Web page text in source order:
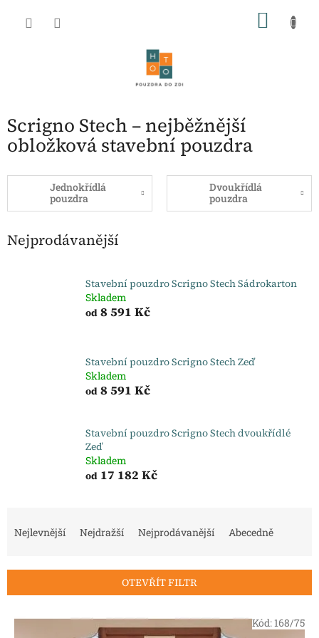
Scrigno Stech – nejběžnější
obložková stavební pouzdra
Jednokřídlá
pouzdra
Dvoukřídlá
pouzdra
Nejprodávanější
Stavební pouzdro Scrigno Stech Sádrokarton
Skladem
od 8 591 Kč
Stavební pouzdro Scrigno Stech Zeď
Skladem
od 8 591 Kč
Stavební pouzdro Scrigno Stech dvoukřídlé
Zeď
Skladem
od 17 182 Kč
í
Nejlevnější Nejdražší Nejprodávanější Abecedně
OTEVŘÍT FILTR
V Kód: 168/75